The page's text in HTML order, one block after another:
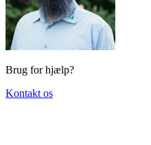
Brug for hjælp?
Kontakt os